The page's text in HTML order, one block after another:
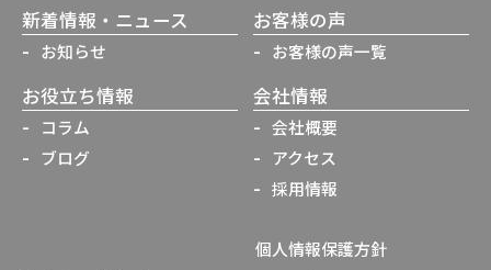
個人情報保護方針
新着情報・ニュース
お知らせ
お客様の声
お客様の声一覧
お役立ち情報
コラム
ブログ
会社情報
会社概要
アクセス
採用情報